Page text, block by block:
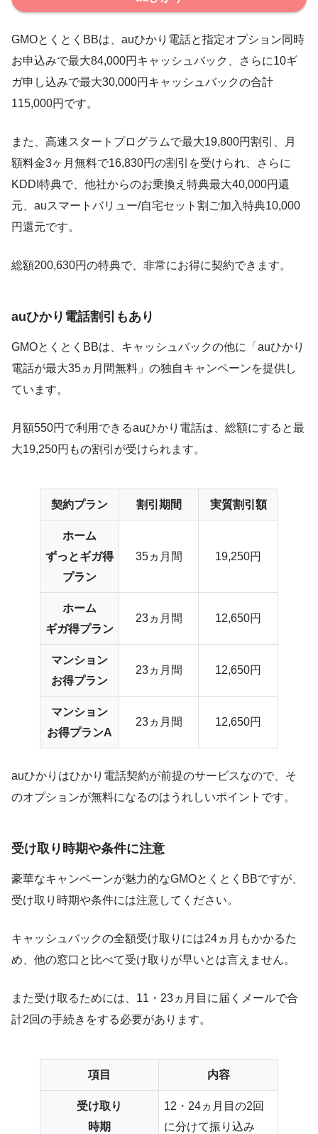
GMOとくとくBBは、auひかり電話と指定オプション同時
お申込みで最大84,000円キャッシュバック、さらに10ギ
ガ申し込みで最大30,000円キャッシュバックの合計
115,000円です。
また、高速スタートプログラムで最大19,800円割引、月
額料金3ヶ月無料で16,830円の割引を受けられ、さらに
KDDI特典で、他社からのお乗換え特典最大40,000円還
元、auスマートバリュー/自宅セット割ご加入特典10,000
円還元です。
総額200,630円の特典で、非常にお得に契約できます。
auひかり電話割引もあり
GMOとくとくBBは、キャッシュバックの他に「auひかり
電話が最大35ヵ月間無料」の独自キャンペーンを提供し
ています。
月額550円で利用できるauひかり電話は、総額にすると最
大19,250円もの割引が受けられます。
契約プラン 割引期間 実質割引額
ホーム
ずっとギガ得
プラン
35ヵ月間 19,250円
ホーム
ギガ得プラン
23ヵ月間 12,650円
マンション
お得プラン
23ヵ月間 12,650円
マンション
お得プランA
23ヵ月間 12,650円
auひかりはひかり電話契約が前提のサービスなので、そ
のオプションが無料になるのはうれしいポイントです。
受け取り時期や条件に注意
豪華なキャンペーンが魅力的なGMOとくとくBBですが、
受け取り時期や条件には注意してください。
キャッシュバックの全額受け取りには24ヵ月もかかるた
め、他の窓口と比べて受け取りが早いとは言えません。
また受け取るためには、11・23ヵ月目に届くメールで合
計2回の手続きをする必要があります。
項目 内容
受け取り
時期
12・24ヵ月目の2回
に分けて振り込み